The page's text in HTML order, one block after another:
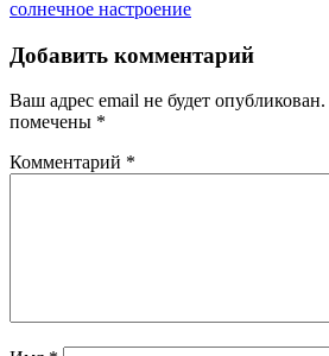
по
записям
солнечное настроение
Добавить комментарий
Ваш адрес email не будет опубликован.
помечены *
Комментарий *